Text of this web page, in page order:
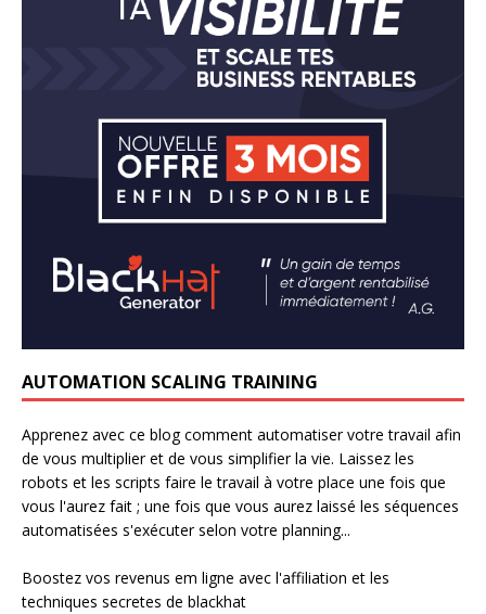
AUTOMATION SCALING TRAINING
Apprenez avec ce blog comment automatiser votre travail afin
de vous multiplier et de vous simplifier la vie. Laissez les
robots et les scripts faire le travail à votre place une fois que
vous l'aurez fait ; une fois que vous aurez laissé les séquences
automatisées s'exécuter selon votre planning...
Boostez vos revenus em ligne avec l'affiliation et les
techniques secretes de blackhat